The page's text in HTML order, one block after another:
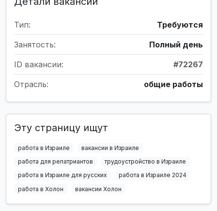
Тип: Требуются
Занятость: Полный день
ID вакансии: #72267
Отрасль: общие работы
Эту страницу ищут
работа в Израиле
вакансии в Израиле
работа для репатриантов
трудоустройство в Израиле
работа в Израиле для русских
работа в Израиле 2024
работа в Холон
вакансии Холон